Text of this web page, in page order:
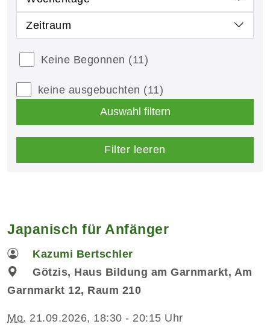
Zeitraum
Keine Begonnen (11)
keine ausgebuchten (11)
Auswahl filtern
Filter leeren
Japanisch für Anfänger
Kazumi Bertschler
Götzis, Haus Bildung am Garnmarkt, Am
Garnmarkt 12, Raum 210
Mo. 21.09.2026, 18:30 - 20:15 Uhr